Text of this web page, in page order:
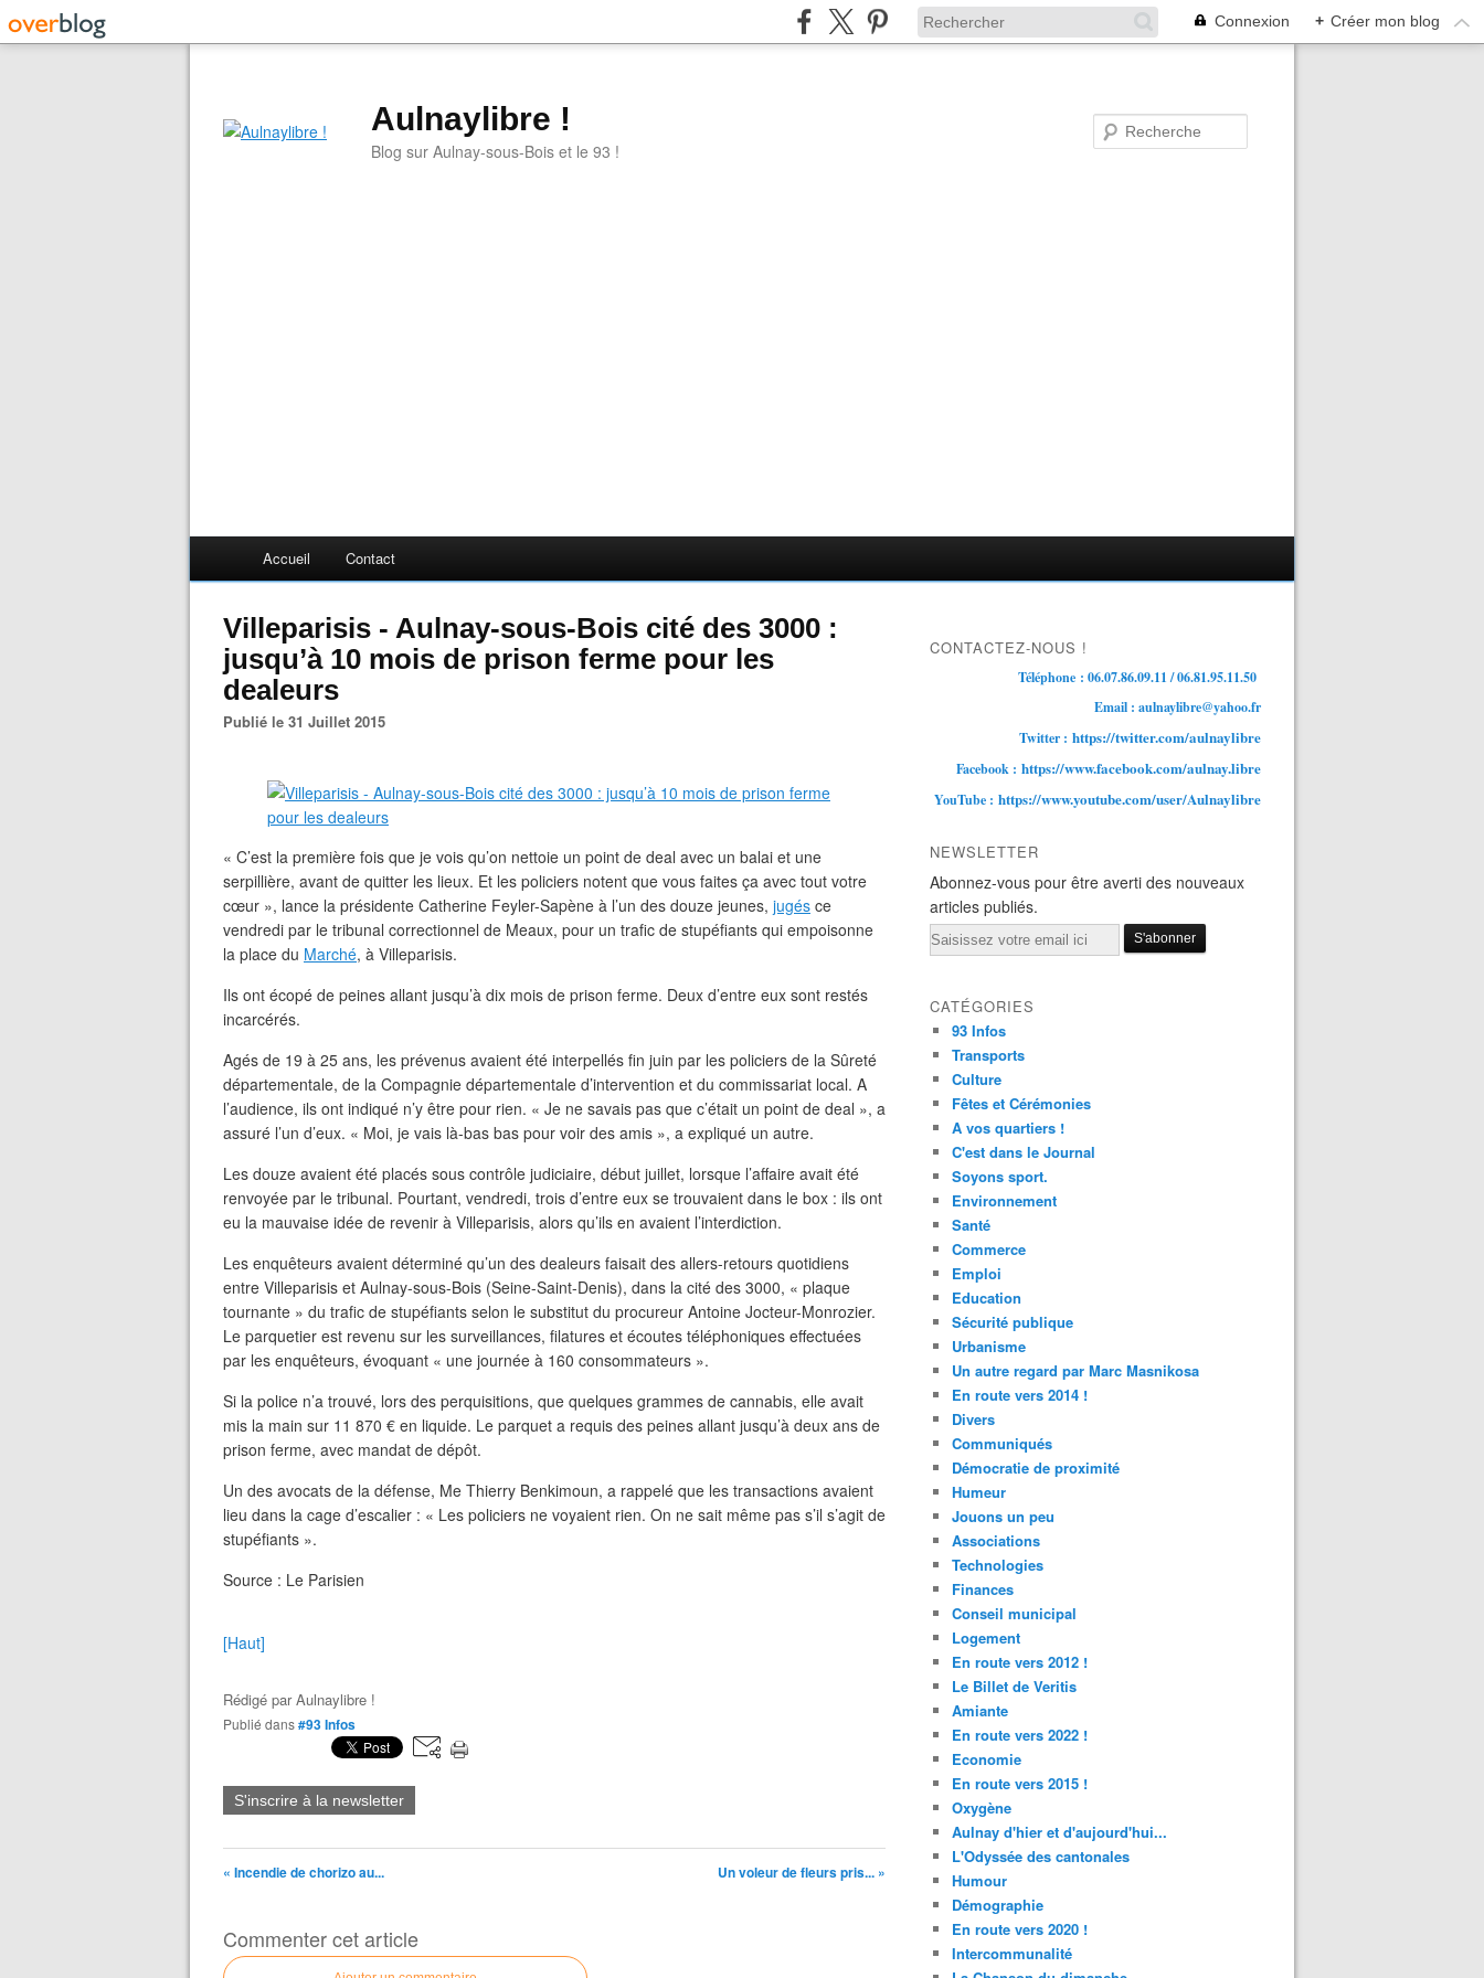
Connexion + Créer mon blog
Aulnaylibre !
Blog sur Aulnay-sous-Bois et le 93 !
Accueil Contact
Villeparisis - Aulnay-sous-Bois cité des 3000 :
jusqu’à 10 mois de prison ferme pour les
dealeurs
Publié le 31 Juillet 2015
« C’est la première fois que je vois qu’on nettoie un point de deal avec un balai et une
serpillière, avant de quitter les lieux. Et les policiers notent que vous faites ça avec tout votre
cœur », lance la présidente Catherine Feyler-Sapène à l’un des douze jeunes, jugés ce
vendredi par le tribunal correctionnel de Meaux, pour un trafic de stupéfiants qui empoisonne
la place du Marché, à Villeparisis.
Ils ont écopé de peines allant jusqu’à dix mois de prison ferme. Deux d’entre eux sont restés
incarcérés.
Agés de 19 à 25 ans, les prévenus avaient été interpellés fin juin par les policiers de la Sûreté
départementale, de la Compagnie départementale d’intervention et du commissariat local. A
l’audience, ils ont indiqué n’y être pour rien. « Je ne savais pas que c’était un point de deal », a
assuré l’un d’eux. « Moi, je vais là-bas bas pour voir des amis », a expliqué un autre.
Les douze avaient été placés sous contrôle judiciaire, début juillet, lorsque l’affaire avait été
renvoyée par le tribunal. Pourtant, vendredi, trois d’entre eux se trouvaient dans le box : ils ont
eu la mauvaise idée de revenir à Villeparisis, alors qu’ils en avaient l’interdiction.
Les enquêteurs avaient déterminé qu’un des dealeurs faisait des allers-retours quotidiens
entre Villeparisis et Aulnay-sous-Bois (Seine-Saint-Denis), dans la cité des 3000, « plaque
tournante » du trafic de stupéfiants selon le substitut du procureur Antoine Jocteur-Monrozier.
Le parquetier est revenu sur les surveillances, filatures et écoutes téléphoniques effectuées
par les enquêteurs, évoquant « une journée à 160 consommateurs ».
Si la police n’a trouvé, lors des perquisitions, que quelques grammes de cannabis, elle avait
mis la main sur 11 870 € en liquide. Le parquet a requis des peines allant jusqu’à deux ans de
prison ferme, avec mandat de dépôt.
Un des avocats de la défense, Me Thierry Benkimoun, a rappelé que les transactions avaient
lieu dans la cage d’escalier : « Les policiers ne voyaient rien. On ne sait même pas s’il s’agit de
stupéfiants ».
Source : Le Parisien
[Haut]
Rédigé parAulnaylibre !
Publié dans#93 Infos
S'inscrire à la newsletter
« Incendie de chorizo au... Un voleur de fleurs pris... »
Commenter cet article
CONTACTEZ-NOUS !
Téléphone : 06.07.86.09.11 / 06.81.95.11.50
Email : aulnaylibre@yahoo.fr
Twitter : https://twitter.com/aulnaylibre
Facebook : https://www.facebook.com/aulnay.libre
YouTube : https://www.youtube.com/user/Aulnaylibre
NEWSLETTER
Abonnez-vous pour être averti des nouveaux
articles publiés.
Email
CATÉGORIES
93 Infos
Transports
Culture
Fêtes et Cérémonies
A vos quartiers !
C'est dans le Journal
Soyons sport.
Environnement
Santé
Commerce
Emploi
Education
Sécurité publique
Urbanisme
Un autre regard par Marc Masnikosa
En route vers 2014 !
Divers
Communiqués
Démocratie de proximité
Humeur
Jouons un peu
Associations
Technologies
Finances
Conseil municipal
Logement
En route vers 2012 !
Le Billet de Veritis
Amiante
En route vers 2022 !
Economie
En route vers 2015 !
Oxygène
Aulnay d'hier et d'aujourd'hui...
L'Odyssée des cantonales
Humour
Démographie
En route vers 2020 !
Intercommunalité